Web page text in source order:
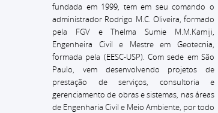
fundada em 1999, tem em seu comando o
administrador Rodrigo M.C. Oliveira, formado
pela FGV e Thelma Sumie M.M.Kamiji,
Engenheira Civil e Mestre em Geotecnia,
formada pela (EESC-USP). Com sede em São
Paulo, vem desenvolvendo projetos de
prestação de serviços, consultoria e
gerenciamento de obras e sistemas, nas áreas
de Engenharia Civil e Meio Ambiente, por todo